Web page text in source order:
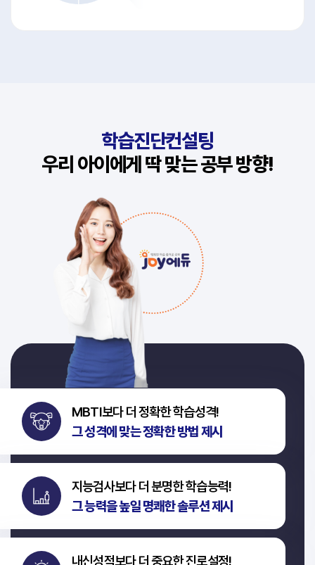
학습진단컨설팅
우리 아이에게 딱 맞는 공부 방향!
MBTI보다 더 정확한 학습성격!
그 성격에 맞는 정확한 방법 제시
지능검사보다 더 분명한 학습능력!
그 능력을 높일 명쾌한 솔루션 제시
내신성적보다 더 중요한 진로설정!